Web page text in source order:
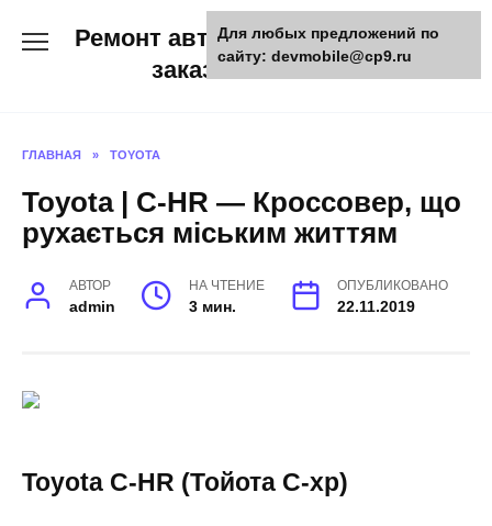
Ремонт авто и мото техники,
заказ запчастей
ГЛАВНАЯ » TOYOTA
Toyota | C-HR — Кроссовер, що
рухається міським життям
АВТОР
admin
НА ЧТЕНИЕ
3 мин.
ОПУБЛИКОВАНО
22.11.2019
Toyota C-HR (Тойота С-хр)
Для любых предложений по
сайту: devmobile@cp9.ru